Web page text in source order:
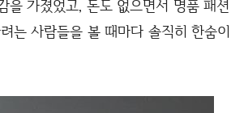
을 가졌었고, 돈도 없으면서 명품 패션
는 사람들을 볼 때마다 솔직히 한숨이